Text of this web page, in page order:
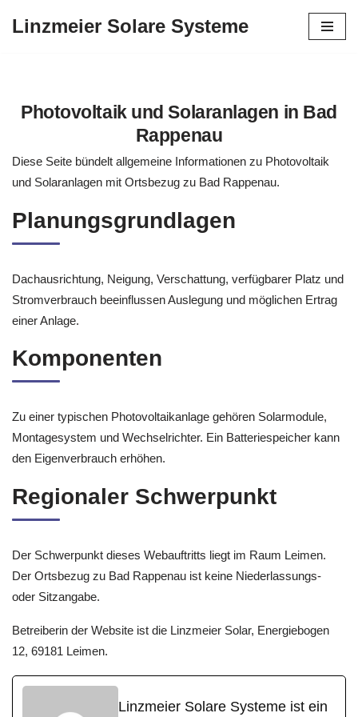
Linzmeier Solare Systeme
Photovoltaik und Solaranlagen in Bad
Rappenau
Diese Seite bündelt allgemeine Informationen zu Photovoltaik
und Solaranlagen mit Ortsbezug zu Bad Rappenau.
Planungsgrundlagen
Dachausrichtung, Neigung, Verschattung, verfügbarer Platz und
Stromverbrauch beeinflussen Auslegung und möglichen Ertrag
einer Anlage.
Komponenten
Zu einer typischen Photovoltaikanlage gehören Solarmodule,
Montagesystem und Wechselrichter. Ein Batteriespeicher kann
den Eigenverbrauch erhöhen.
Regionaler Schwerpunkt
Der Schwerpunkt dieses Webauftritts liegt im Raum Leimen.
Der Ortsbezug zu Bad Rappenau ist keine Niederlassungs-
oder Sitzangabe.
Betreiberin der Website ist die Linzmeier Solar, Energiebogen
12, 69181 Leimen.
Linzmeier Solare Systeme ist ein